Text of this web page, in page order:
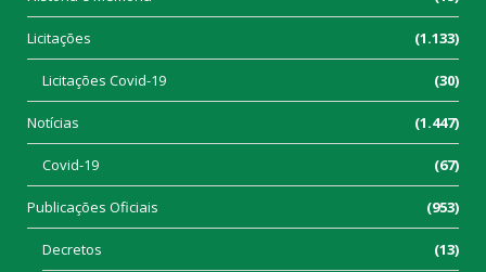
Licitações (1.133)
Licitações Covid-19 (30)
Notícias (1.447)
Covid-19 (67)
Publicações Oficiais (953)
Decretos (13)